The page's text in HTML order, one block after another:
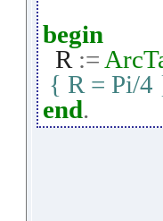
begin
R :=
{ R = Pi/4
end.